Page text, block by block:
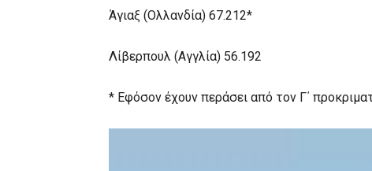
Άγιαξ (Ολλανδία) 67.212*
Λίβερπουλ (Αγγλία) 56.192
* Εφόσον έχουν περάσει από τον Γ΄